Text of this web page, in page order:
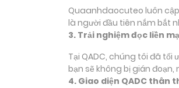
Quaanhdaocuteo luôn
là người đầu tiên nắm bắt
3. Trải nghiệm đọc liền
Tại QADC, chúng tôi đã
bạn sẽ không bị gián
4. Giao diện QADC thân